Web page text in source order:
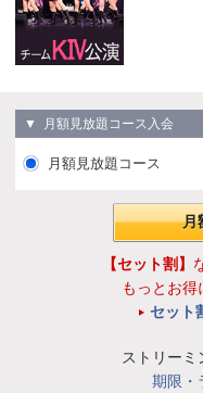
▼ 月額見放題コース入会
月額見放題コース
月
【セット割】
もっとお得
セット
ストリーミ
期限・